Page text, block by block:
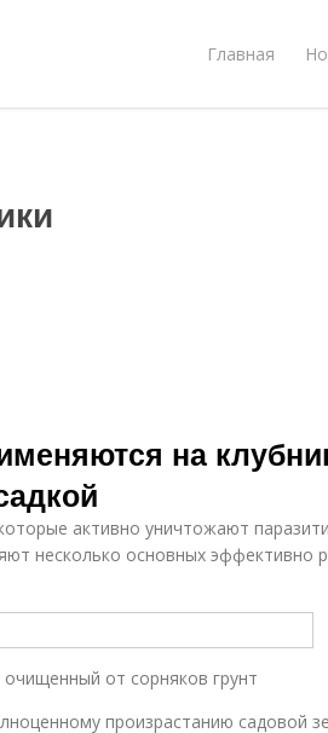
Главная
на
активно уничтожают
несколько основных эффективно
от сорняков грунт
произрастанию садовой